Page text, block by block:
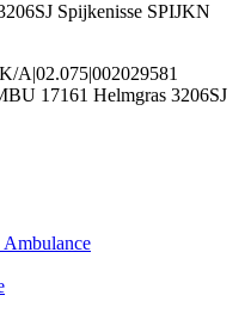
Spijkenisse SPIJKN
A|02.075|002029581
17161 Helmgras 3206SJ
Ambulance